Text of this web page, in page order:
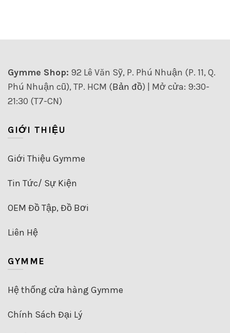
Gymme Shop: 92 Lê Văn Sỹ, P. Phú Nhuận (P. 11, Q.
Phú Nhuận cũ), TP. HCM (Bản đồ) | Mở cửa: 9:30-
21:30 (T7-CN)
GIỚI THIỆU
Giới Thiệu Gymme
Tin Tức/ Sự Kiện
OEM Đồ Tập, Đồ Bơi
Liên Hệ
GYMME
Hệ thống cửa hàng Gymme
Chính Sách Đại Lý